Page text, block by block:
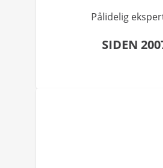
Pålidelig
SIDEN